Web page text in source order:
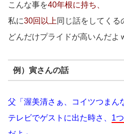
こんな事を40年根に持ち、
私に30回以上同じ話をしてくる
どんだけプライドが高いんだよ
例）寅さんの話
父「渥美清さぁ、コイツつまん
テレビでゲストに出た時さ、 1